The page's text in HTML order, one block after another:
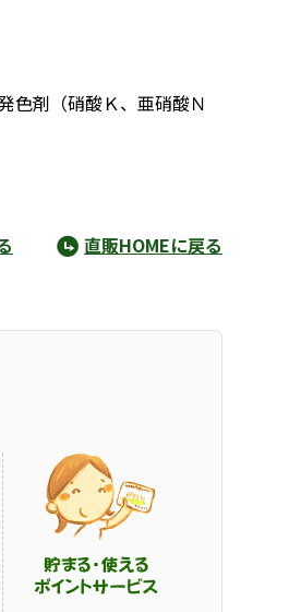
色剤（硝酸Ｋ、亜硝酸Ｎ
直販HOMEに戻る